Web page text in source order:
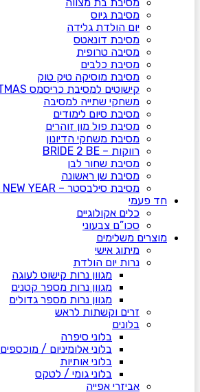
מסיבת גיוס
יום הולדת גלידה
מסיבת דונאטס
מסיבה טרופית
מסיבת כלבים
מסיבת מוסיקה טיק טוק
קישוטים למסיבת כריסמס CHRISTMAS
משחקי שתייה למסיבה
מסיבת סיום לימודים
מסיבת פול מון זוהרים
מסיבת משחקי הדיונון
רווקות – BRIDE 2 BE
מסיבת שחור לבן
מסיבת שן ראשונה
מסיבת סילבסטר – HAPPY NEW YEAR
חד פעמי
כלים אקולוגיים
סכו”ם צבעוני
מוצרים משלימים
מיתוג אישי
נרות יום הולדת
מגוון נרות קישוט לעוגה
מגוון נרות מספר קטנים
מגוון נרות מספר גדולים
זרים וקשתות לראש
בלונים
בלוני סיפרה
בלוני אלומיניום / מוכספים
בלוני אותיות
בלוני גומי / לטקס
אביזרי אפייה